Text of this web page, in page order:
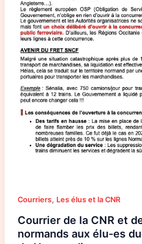
Courriers, Les élus et la CNR
Courrier de la CNR et
normands aux élu-es